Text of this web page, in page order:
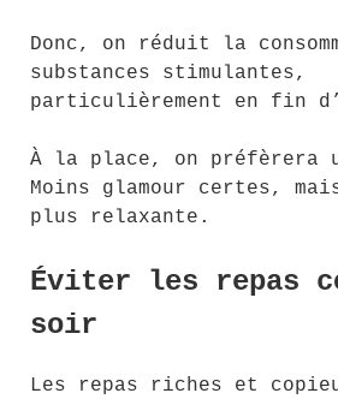
Donc, on réduit la
substances stimulantes,
particulièrement en fin
À la place, on préfèrera
Moins glamour certes,
plus relaxante.
Éviter les repas
soir
Les repas riches et